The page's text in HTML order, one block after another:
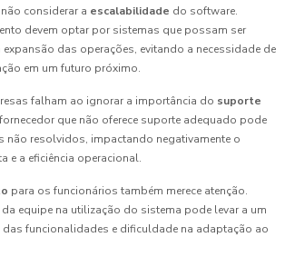
considerar a escalabilidade do software.
devem optar por sistemas que possam ser
das operações, evitando a necessidade de
em um futuro próximo.
falham ao ignorar a importância do suporte
que não oferece suporte adequado pode
não resolvidos, impactando negativamente o
e a eficiência operacional.
para os funcionários também merece atenção.
equipe na utilização do sistema pode levar a um
funcionalidades e dificuldade na adaptação ao